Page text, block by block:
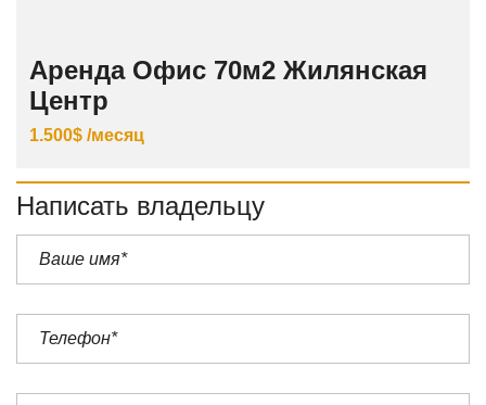
Аренда Офис 70м2 Жилянская
Центр
1.500$ /месяц
Написать владельцу